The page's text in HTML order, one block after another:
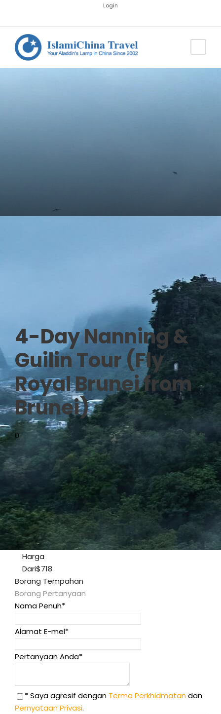
Login
4-Day Nanning &
Guilin Tour (Fly
Royal Brunei from
Brunei)
0
Harga
Dari$718
Borang Tempahan
Borang Pertanyaan
Nama Penuh*
Alamat E-mel*
Pertanyaan Anda*
* Saya agresif dengan Terma Perkhidmatandan
Pernyataan Privasi.